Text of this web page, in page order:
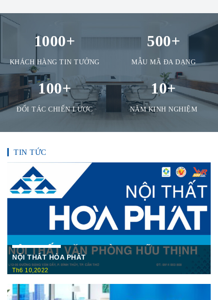
1000+
KHÁCH HÀNG TIN TƯỞNG
500+
MẪU MÃ ĐA DẠNG
100+
ĐỐI TÁC CHIẾN LƯỢC
10+
NĂM KINH NGHIỆM
TIN TỨC
NỘI THẤT HÒA PHÁT
Th6 10,2022
Nội Thất Hòa Phátt Cần Thơ Là nơi trưng bày và cung cấp
các sản phẩm như: Bàn văn phòng, ghế xoay văn phòng, tủ hồ